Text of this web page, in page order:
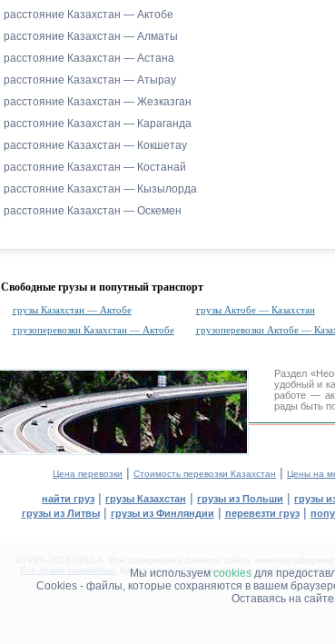
Мы используем cookiesдля
Cookies - файлы, которые сохраняются в вашем
Оставаясь на
расстояние Казахстан — Актобе
расстояние Казахстан — Алматы
расстояние Казахстан — Астана
расстояние Казахстан — Атырау
расстояние Казахстан — Жезказган
расстояние Казахстан — Караганда
расстояние Казахстан — Кокшетау
расстояние Казахстан — Костанай
расстояние Казахстан — Кызылорда
расстояние Казахстан — Оскемен
Свободные грузы и попутный транспорт
грузы Казахстан — Актобе грузы Актобе — Казахстан
грузоперевозки Казахстан — Актобе
грузоперевозки Актобе —
Раздел
удобный и
работе —
рады быть
Цена перевозки | Стоимость перевозки Казахстан | Цены на
найти груз | грузы Казахстан | грузы из Польши | грузы
грузы из Литвы| грузы из Финляндии | перевезти груз|
©1995–2026 DELLA. Все содержание данного сайта, включая
Все права защищены.
Копирование и размещение в других